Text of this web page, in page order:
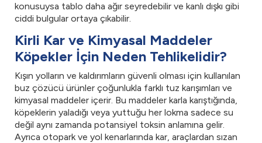
konusuysa tablo daha ağır seyredebilir ve kanlı dışkı gibi
ciddi bulgular ortaya çıkabilir.
Kirli Kar ve Kimyasal Maddeler
Köpekler İçin Neden Tehlikelidir?
Kışın yolların ve kaldırımların güvenli olması için kullanılan
buz çözücü ürünler çoğunlukla farklı tuz karışımları ve
kimyasal maddeler içerir. Bu maddeler karla karıştığında,
köpeklerin yaladığı veya yuttuğu her lokma sadece su
değil aynı zamanda potansiyel toksin anlamına gelir.
Ayrıca otopark ve yol kenarlarında kar, araçlardan sızan